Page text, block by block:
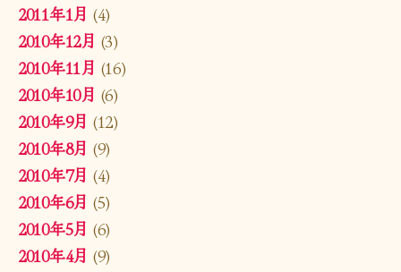
2011年1月 (4)
2010年12月 (3)
2010年11月 (16)
2010年10月 (6)
2010年9月 (12)
2010年8月 (9)
2010年7月 (4)
2010年6月 (5)
2010年5月 (6)
2010年4月 (9)